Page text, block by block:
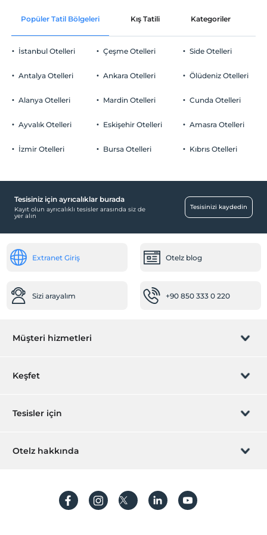
Odalarda sigara içilmez
Çocuklar
2 yaşına kadar olan bebekler ücretsizdir.
Ortak alanlar ve tüm odalar
Şehir merkezi
Check/out
En geç saat 11:00 ve öncesi
Evcil Hayvan
2 yaşına kadar olan bebekler ücretsizdir.
Popüler Tatil Bölgeleri Kış Tatili Kategoriler
İstanbul Otelleri
Antalya Otelleri
Alanya Otelleri
Ayvalık Otelleri
İzmir Otelleri
Çeşme Otelleri
Ankara Otelleri
Mardin Otelleri
Eskişehir Otelleri
Bursa Otelleri
Side Otelleri
Ölüdeniz Otelleri
Cunda Otelleri
Amasra Otelleri
Kıbrıs Otelleri
Tesisiniz için ayrıcalıklar burada
Kayıt olun ayrıcalıklı tesisler arasında siz de
yer alın
Tesisinizi kaydedin
Extranet Giriş Otelz blog
Sizi arayalım +90 850 333 0 220
Müşteri hizmetleri
Rezervasyon yönet
Sıkça sorulan sorular
Keşfet
Hediye Kart
Hesap oluştur
Tesisler için
Hemen tesisinizi ekleyin
Otelz hakkında